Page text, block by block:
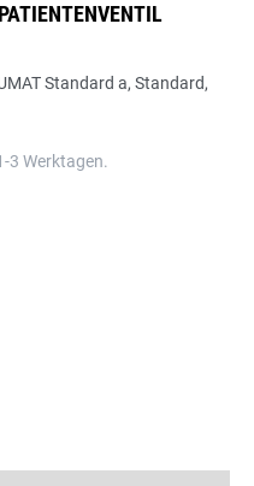
Standard a, Standard,
3 Werktagen.